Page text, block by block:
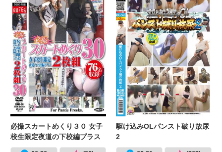
必撮スカートめくり３０ 女子
校生限定夜道の下校編プラス
駆け込みOLパンスト破り放尿
2